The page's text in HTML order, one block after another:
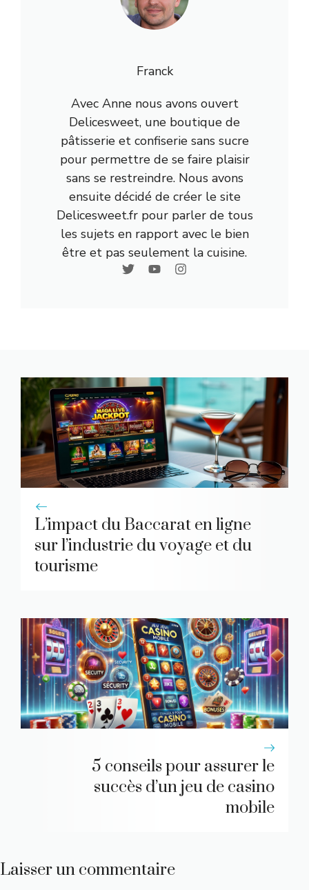
Franck
Avec Anne nous avons ouvert
Delicesweet, une boutique de
pâtisserie et confiserie sans sucre
pour permettre de se faire plaisir
sans se restreindre. Nous avons
ensuite décidé de créer le site
Delicesweet.fr pour parler de tous
les sujets en rapport avec le bien
être et pas seulement la cuisine.
L’impact du Baccarat en ligne
sur l’industrie du voyage et du
tourisme
5 conseils pour assurer le
succès d’un jeu de casino
mobile
Laisser un commentaire